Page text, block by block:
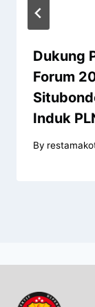
Dukung
Forum
Induk
By